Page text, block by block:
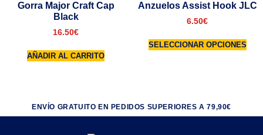
Gorra Major Craft Cap
Black
16.50€
AÑADIR AL CARRITO
Anzuelos Assist Hook JLC
6.50€
SELECCIONAR OPCIONES
ENVÍO GRATUITO EN PEDIDOS SUPERIORES A 79,90€